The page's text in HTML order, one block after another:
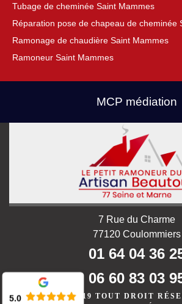
Tubage de cheminée Saint Mammes
Réparation pose de chapeau de cheminée
Ramonage de chaudière Saint Mammes
Ramoneur Saint Mammes
MCP médiation
7 Rue du Charme
77120 Coulommiers
01 64 04 36
06 60 83 03
©2019 TOUT DROIT
5.0